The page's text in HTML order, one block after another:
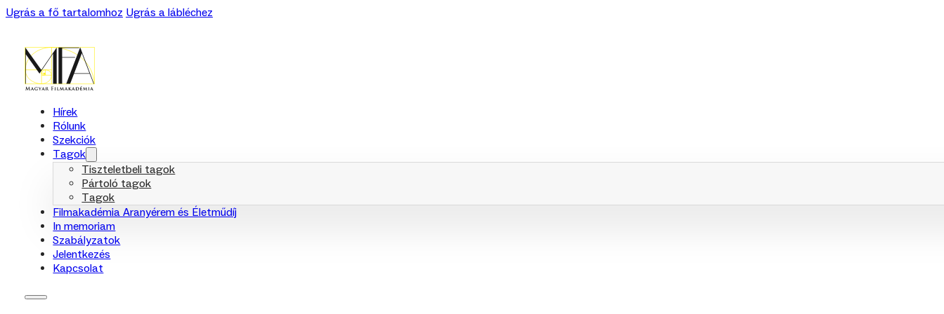
Ugrás a fő tartalomhoz Ugrás a lábléchez
Hírek
Rólunk
Szekciók
Tagok
Tiszteletbeli tagok
Pártoló tagok
Tagok
Filmakadémia Aranyérem és Életműdíj
In memoriam
Szabályzatok
Jelentkezés
Kapcsolat